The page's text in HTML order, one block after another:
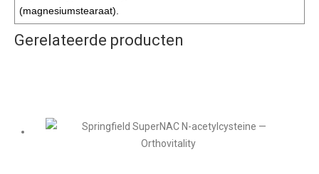
(magnesiumstearaat).
Gerelateerde producten